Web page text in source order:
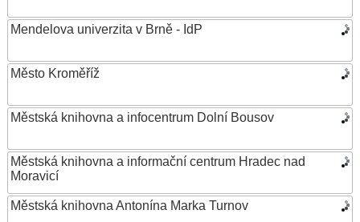
Mendelova univerzita v Brně - IdP
Město Kroměříž
Městská knihovna a infocentrum Dolní Bousov
Městská knihovna a informační centrum Hradec nad
Moravicí
Městská knihovna Antonína Marka Turnov